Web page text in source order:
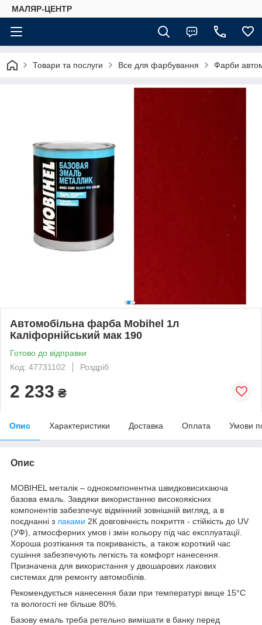
МАЛЯР-ЦЕНТР
Товари та послуги Все для фарбування Фарби
Автомобільна фарба Mobihel 1л
Каліфорнійський мак 190
Готово до відправки
Код: 47731102
Роздріб
2 233 ₴
Опис Характеристики Доставка Оплата Умови
Опис
MOBIHEL металік – однокомпонентна швидковисихаюча
базова емаль. Завдяки використанню високоякісних
компонентів забезпечує відмінний зовнішній вигляд, а в
поєднанні з лаками 2К довговічність покриття - стійкість до UV
(УФ), атмосферних умов і змін кольору під час експлуатації.
Хороша розтікання та покриваність, а також короткий час
сушіння забезпечують легкість та комфорт нанесення.
Призначена для використання у двошарових лакових
системах для ремонту автомобілів.
Рекомендується нанесення бази при температурі вище 15°C
та вологості не більше 80%.
Базову емаль треба ретельно вимішати в банку перед